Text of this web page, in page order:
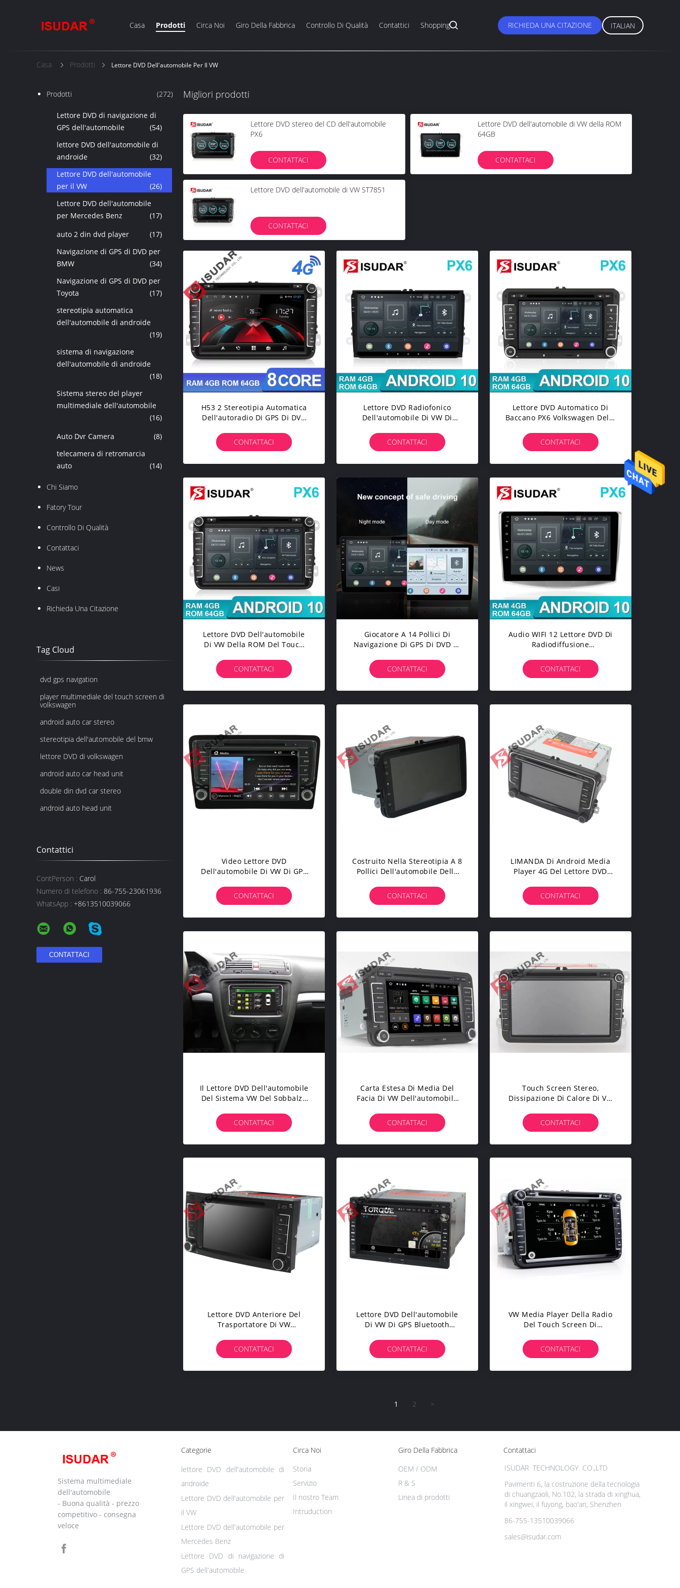
Casa Prodotti Circa Noi Giro Della Fabbrica Controllo Di Qualità Contattici Shopping RICHIEDA UNA CITAZIONE ITALIAN
Casa Prodotti Lettore DVD Dell'automobile Per Il VW
Prodotti (272)
Lettore DVD di navigazione di
GPS dell'automobile
(54)
lettore DVD dell'automobile di
androide
(32)
Lettore DVD dell'automobile
per il VW
(26)
Lettore DVD dell'automobile
per Mercedes Benz
(17)
auto 2 din dvd player
(17)
Navigazione di GPS di DVD per
BMW
(34)
Navigazione di GPS di DVD per
Toyota
(17)
stereotipia automatica
dell'automobile di androide
(19)
sistema di navigazione
dell'automobile di androide
(18)
Sistema stereo del player
multimediale dell'automobile
(16)
Auto Dvr Camera
(8)
telecamera di retromarcia
auto
(14)
Chi Siamo
Fatory Tour
Controllo Di Qualità
Contattaci
News
Casi
Richieda Una Citazione
Tag Cloud
dvd gps navigation
player multimediale del touch screen di
volkswagen
android auto car stereo
stereotipia dell'automobile del bmw
lettore DVD di volkswagen
android auto car head unit
double din dvd car stereo
android auto head unit
Contattici
ContPerson : Carol
Numero di telefono : 86-755-23061936
WhatsApp : +8613510039066
Migliori prodotti
Lettore DVD stereo del CD dell'automobile
PX6
CONTATTACI
Lettore DVD dell'automobile di VW della ROM
64GB
CONTATTACI
Lettore DVD dell'automobile di VW ST7851
CONTATTACI
H53 2 Stereotipia Automatica
Dell'autoradio Di GPS Di DVD
Fotografica Di Baccano 4G
CONTATTACI
Lettore DVD Radiofonico
Dell'automobile Di VW Di
CONTATTACI
Lettore DVD Automatico Di
Baccano PX6 Volkswagen Della
Golf
CONTATTACI
Lettore DVD Dell'automobile
Di VW Della ROM Del Touch
CONTATTACI
Giocatore A 14 Pollici Di
Navigazione Di GPS Di DVD Di
Del Veicolo
CONTATTACI
Audio WIFI 12 Lettore DVD Di
Radiodiffusione
Tensione Di Digital
CONTATTACI
Video Lettore DVD
Dell'automobile Di VW Di GPS
Volkswagen Santana 2013 3G
IPod
CONTATTACI
Costruito Nella Stereotipia A 8
Pollici Dell'automobile Dello
WiFi, Lettore DVD Di VW Passat
Con TPMS 3G WIFI
CONTATTACI
LIMANDA Di Android Media
Player 4G Del Lettore DVD
Centro 64bit Seat Altea Di
Octa + Sintonizzatore
CONTATTACI
Il Lettore DVD Dell'automobile
Del Sistema VW Del Sobbalzo
Dell'automobile Del Usb Skoda
Ha Costruito In CPU Di IPod
CONTATTACI
Carta Estesa Di Media Del
Facia Di VW Dell'automobile
Della Testa Di Sostegno
Classico Dell'unità
CONTATTACI
Touch Screen Stereo,
Dissipazione Di Calore Di Vw
Lettore DVD Di Skoda Fabia
CONTATTACI
Lettore DVD Anteriore Del
Trasportatore Di VW
Multimediale Del Touch
Screen Di Volkswagen
CONTATTACI
Lettore DVD Dell'automobile
Di VW Di GPS Bluetooth
Schermo Pieno Dell'uscita Di
RCA Che Rispecchia Funzione
CONTATTACI
VW Media Player Della Radio
Del Touch Screen Di
Di 4G Mirrorlink DAB+ Con
CONTATTACI
1 2 >
Sistema multimediale
dell'automobile
- Buona qualità - prezzo
competitivo - consegna
veloce
Categorie
Lettore DVD di navigazione di
GPS dell'automobile
lettore DVD dell'automobile di
androide
Lettore DVD dell'automobile per
il VW
Lettore DVD dell'automobile per
Mercedes Benz
Circa Noi
Intruduction
Storia
Servizio
Il nostro Team
Giro Della Fabbrica
Linea di prodotti
OEM / ODM
R & S
Contattaci
ISUDAR TECHNOLOGY CO.,LTD
Pavimenti 6, la costruzione della tecnologia
di chuangzaoli, No.102, la strada di xinghua,
il xingwei, il fuyong, bao'an, Shenzhen
86-755-13510039066
sales@isudar.com